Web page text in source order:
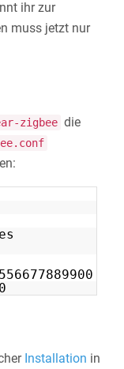
ihr zur
muss jetzt nur
zigbee die
Installation in